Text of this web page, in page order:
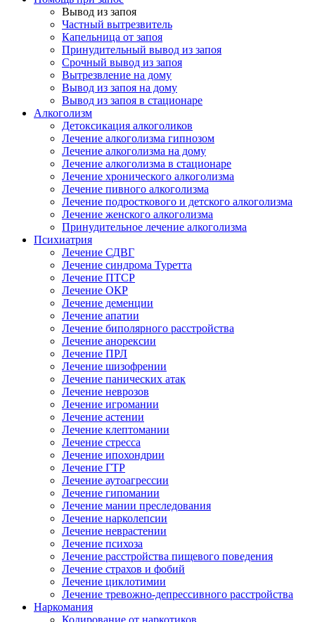
Вывод из запоя
Частный вытрезвитель
Капельница от запоя
Принудительный вывод из запоя
Срочный вывод из запоя
Вытрезвление на дому
Вывод из запоя на дому
Вывод из запоя в стационаре
Алкоголизм
Детоксикация алкоголиков
Лечение алкоголизма гипнозом
Лечение алкоголизма на дому
Лечение алкоголизма в стационаре
Лечение хронического алкоголизма
Лечение пивного алкоголизма
Лечение подросткового и детского алкоголизма
Лечение женского алкоголизма
Принудительное лечение алкоголизма
Психиатрия
Лечение СДВГ
Лечение синдрома Туретта
Лечение ПТСР
Лечение ОКР
Лечение деменции
Лечение апатии
Лечение биполярного расстройства
Лечение анорексии
Лечение ПРЛ
Лечение шизофрении
Лечение панических атак
Лечение неврозов
Лечение игромании
Лечение астении
Лечение клептомании
Лечение стресса
Лечение ипохондрии
Лечение ГТР
Лечение аутоагрессии
Лечение гипомании
Лечение мании преследования
Лечение нарколепсии
Лечение неврастении
Лечение психоза
Лечение расстройства пищевого поведения
Лечение страхов и фобий
Лечение циклотимии
Лечение тревожно-депрессивного расстройства
Наркомания
Кодирование от наркотиков